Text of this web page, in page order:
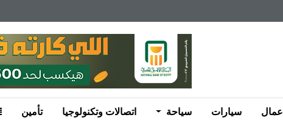
سيارات سياحة اتصالات وتكنولوجيا تأمين